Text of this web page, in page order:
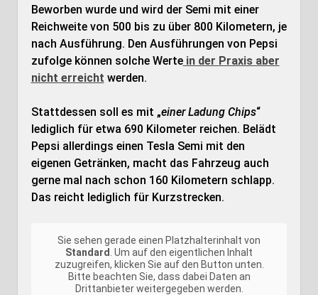
Beworben wurde und wird der Semi mit einer
Reichweite von 500 bis zu über 800 Kilometern, je
nach Ausführung. Den Ausführungen von Pepsi
zufolge können solche Wertein der Praxis aber
nicht erreicht werden.
Stattdessen soll es mit „einer Ladung Chips“
lediglich für etwa 690 Kilometer reichen. Belädt
Pepsi allerdings einen Tesla Semi mit den
eigenen Getränken, macht das Fahrzeug auch
gerne mal nach schon 160 Kilometern schlapp.
Das reicht lediglich für Kurzstrecken.
Sie sehen gerade einen Platzhalterinhalt von
Standard . Um auf den eigentlichen Inhalt
zuzugreifen, klicken Sie auf den Button unten.
Bitte beachten Sie, dass dabei Daten an
Drittanbieter weitergegeben werden.